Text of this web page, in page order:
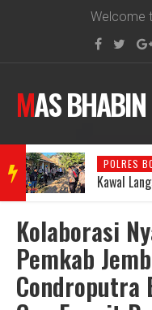
Welcome
MAS BHABIN
BRE
AKIN
POLRES
Kawal
Kolaborasi
Pemkab
Condroputra